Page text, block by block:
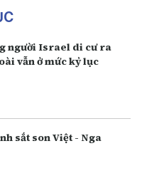
người Israel di cư ra
vẫn ở mức kỷ lục
sắt son Việt - Nga